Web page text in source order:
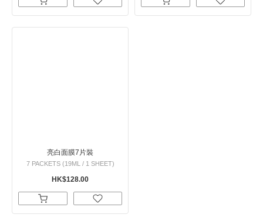
亮白面膜7片裝
7 PACKETS (19ML / 1 SHEET)
HK$128.00